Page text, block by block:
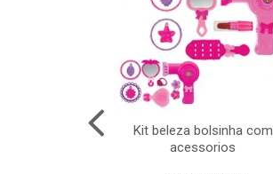
Kit beleza bolsinha com
acessorios